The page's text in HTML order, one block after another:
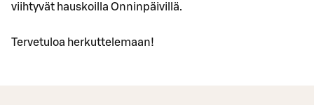
viihtyvät hauskoilla Onninpäivillä.
Tervetuloa herkuttelemaan!